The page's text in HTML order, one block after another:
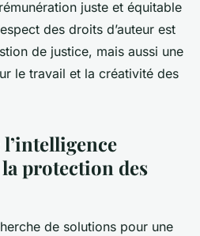
juste et équitable
des droits d’auteur est
de justice, mais aussi une
le travail et la créativité des
protection des
de solutions pour une